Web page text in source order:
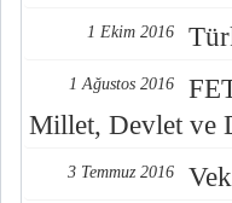
1 Ekim 2016
1 Ağustos 2016
Millet, Devlet ve
3 Temmuz 2016